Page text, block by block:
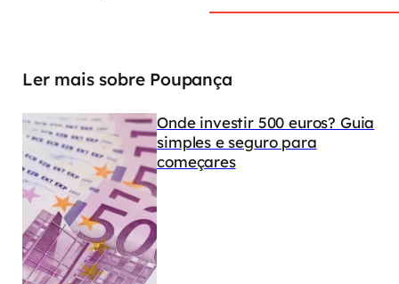
Ler mais sobre Poupança
Onde investir 500 euros? Guia
simples e seguro para
começares